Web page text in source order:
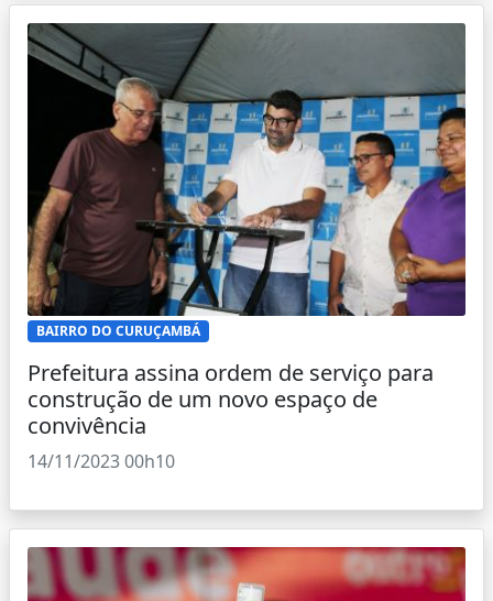
BAIRRO DO CURUÇAMBÁ
Prefeitura assina ordem de serviço para
construção de um novo espaço de
convivência
14/11/2023 00h10